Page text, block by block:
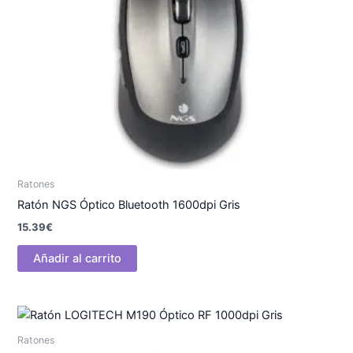
Ratones
Ratón NGS Óptico Bluetooth 1600dpi Gris
15.39€
Añadir al carrito
Ratones